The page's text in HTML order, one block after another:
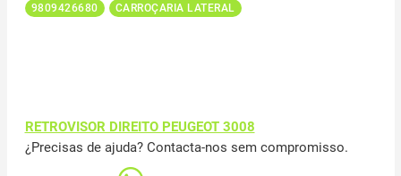
9809426680 CARROÇARIA LATERAL
RETROVISOR DIREITO PEUGEOT 3008
¿Precisas de ajuda? Contacta-nos sem compromisso.